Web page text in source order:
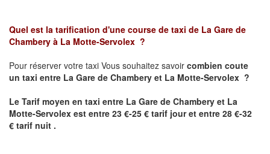
Quel est la tarification d'une course de taxi de La Gare de
Chambery à La Motte-Servolex ?
Pour réserver votre taxi Vous souhaitez savoir combien coute
un taxi entre La Gare de Chambery et La Motte-Servolex ?
Le Tarif moyen en taxi entre La Gare de Chambery et La
Motte-Servolex est entre 23 €-25 € tarif jour et entre 28 €-32
€ tarif nuit .